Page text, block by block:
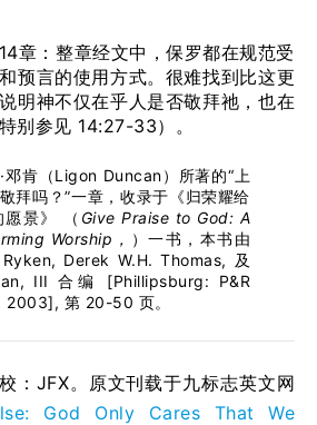
章：整章经文中，保罗都在规范受
预言的使用方式。很难找到比这更
明神不仅在乎人是否敬拜祂，也在
别参见 14:27-33）。
邓肯（Ligon Duncan）所著的“上
拜吗？”一章，收录于《归荣耀给
景》 （ Give Praise to God: A
Worship， ）一书，本书由
Derek W.H. Thomas, 及
III 合编 [Phillipsburg: P&R
第 20-50 页。
： JFX。原文刊载于九标志英文网
God Only Cares That We